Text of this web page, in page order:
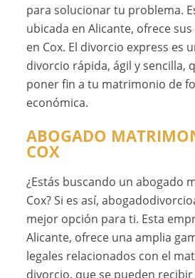
para solucionar tu problema.
ubicada en Alicante, ofrece
en Cox. El divorcio express es
divorcio rápida, ágil y sencilla,
poner fin a tu matrimonio de
económica.
ABOGADO
COX
¿Estás buscando un abogado
Cox? Si es así,
mejor opción para ti. Esta
Alicante, ofrece una amplia
legales relacionados con el
divorcio, que se pueden